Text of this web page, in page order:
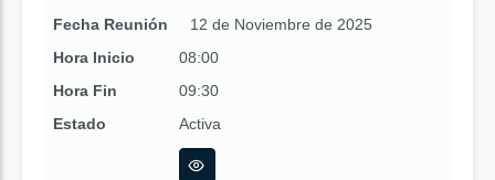
Fecha Reunión
12 de Noviembre de 2025
Hora Inicio
08:00
Hora Fin
09:30
Estado
Activa